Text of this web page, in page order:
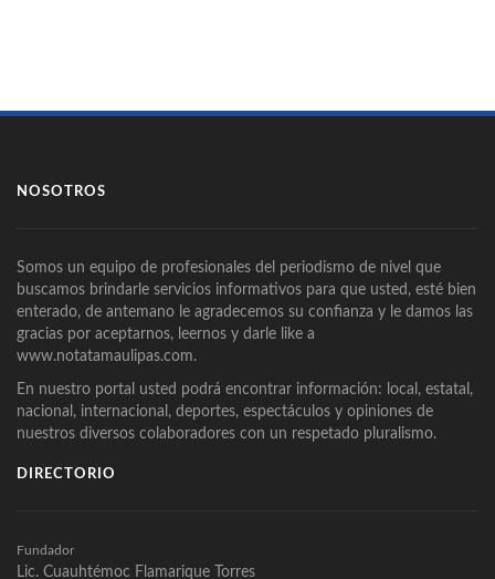
NOSOTROS
Somos un equipo de profesionales del periodismo de nivel que
buscamos brindarle servicios informativos para que usted, esté bien
enterado, de antemano le agradecemos su confianza y le damos las
gracias por aceptarnos, leernos y darle like a
www.notatamaulipas.com.
En nuestro portal usted podrá encontrar información: local, estatal,
nacional, internacional, deportes, espectáculos y opiniones de
nuestros diversos colaboradores con un respetado pluralismo.
DIRECTORIO
Fundador
Lic. Cuauhtémoc Flamarique Torres